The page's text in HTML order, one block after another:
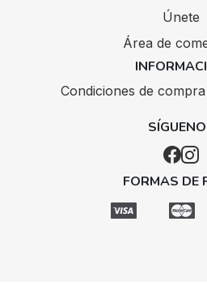
Únete
Área de
Condiciones de
FORMAS DE